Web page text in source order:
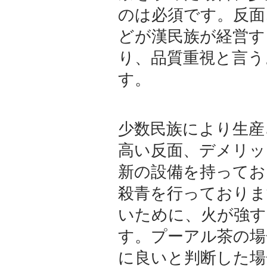
のは必須です。反
どが漢民族が経営
り、品質重視と言
す。
少数民族により生
高い反面、デメリ
新の設備を持って
殺青を行っており
いために、火が強
す。プーアル茶の
に良いと判断した